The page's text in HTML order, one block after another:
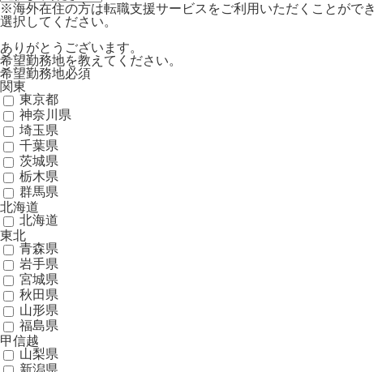
※海外在住の方は転職支援サービスをご利用いただくことができ
選択してください。
ありがとうございます。
希望勤務地を教えてください。
希望勤務地必須
関東
東京都
神奈川県
埼玉県
千葉県
茨城県
栃木県
群馬県
北海道
北海道
東北
青森県
岩手県
宮城県
秋田県
山形県
福島県
甲信越
山梨県